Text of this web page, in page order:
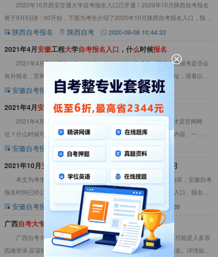
2020年10月西安交通大学自考报名入口已开通！2020年10月陕西自考报名
将于9月5日8：00开始，下面为考生介绍了2020年10月陕西自考报名入口，报名
费用，报名流程等相关内容
陕西自考报名 陕西自考 2020-09-08 10:44:33
2021年4月安徽工程大学自考报名入口 ，什么时候报名
2021年4月安徽工程大学自考报名时间为3月1日-5日，至于本次报考是否会
有补报名，官网暂未通知。考生想知道哪一个报名入口才是官网网址，请看以下
文章内容。一、2021年4月安徽工程
安徽自考报名 安徽自考 2021-03-03 11:00:08
2021年4月安 师范大学自考 报名入口，什 么时候报名
2021年4月安徽师范大学自考报名入口什么时候开通，哪一个才是官网网
址？什么时候可以登录进入系统呢？关于这些问题，请看下列问题内容。一、
2021年4月安徽师范大学自考报名入口官网网
安徽自考报名 2021-03-03 11:00:08
​2021年10月安 学自 考什么 样复习
本文为考生讲述关于2021年10月安徽师范大学自考报名时间内容，安徽自考
报名时间已经公布，下文为关于安徽师范大学自考报名时间、报名入口、报名条
件、报名费用、可报名专业等内容，详情请
安徽自考报名时间 安徽自考 2021-07-12 10:04:29
广西自考大专 官网入口打不开了 怎 么办
广西自考大专报名官网入口打不开了怎么办？如果在报名阶段,可能是人多原
因难登录,应该错开时段去登录。进入报名入口进行广西自考大专报名。详情如